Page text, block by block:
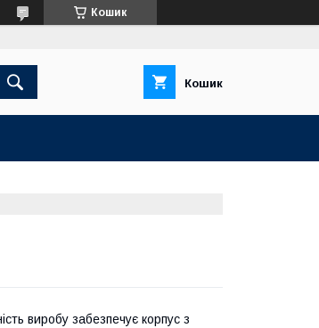
Кошик
Кошик
виробу забезпечує корпус з